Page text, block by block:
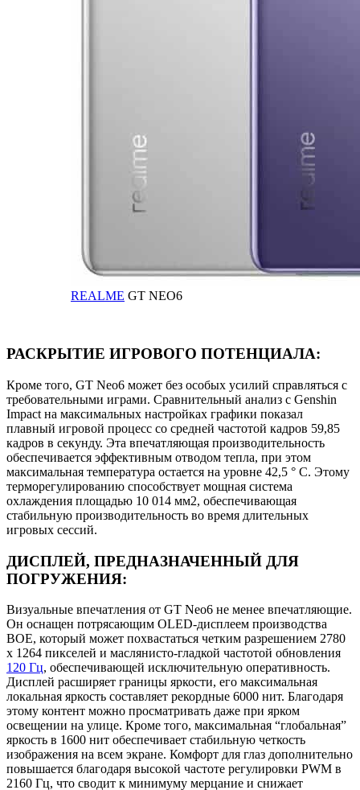
REALME GT NEO6
РАСКРЫТИЕ ИГРОВОГО ПОТЕНЦИАЛА:
Кроме того, GT Neo6 может без особых усилий справляться с
требовательными играми. Сравнительный анализ с Genshin
Impact на максимальных настройках графики показал
плавный игровой процесс со средней частотой кадров 59,85
кадров в секунду. Эта впечатляющая производительность
обеспечивается эффективным отводом тепла, при этом
максимальная температура остается на уровне 42,5 ° C. Этому
терморегулированию способствует мощная система
охлаждения площадью 10 014 мм2, обеспечивающая
стабильную производительность во время длительных
игровых сессий.
ДИСПЛЕЙ, ПРЕДНАЗНАЧЕННЫЙ ДЛЯ
ПОГРУЖЕНИЯ:
Визуальные впечатления от GT Neo6 не менее впечатляющие.
Он оснащен потрясающим OLED-дисплеем производства
BOE, который может похвастаться четким разрешением 2780
x 1264 пикселей и маслянисто-гладкой частотой обновления
120 Гц, обеспечивающей исключительную оперативность.
Дисплей расширяет границы яркости, его максимальная
локальная яркость составляет рекордные 6000 нит. Благодаря
этому контент можно просматривать даже при ярком
освещении на улице. Кроме того, максимальная “глобальная”
яркость в 1600 нит обеспечивает стабильную четкость
изображения на всем экране. Комфорт для глаз дополнительно
повышается благодаря высокой частоте регулировки PWM в
2160 Гц, что сводит к минимуму мерцание и снижает